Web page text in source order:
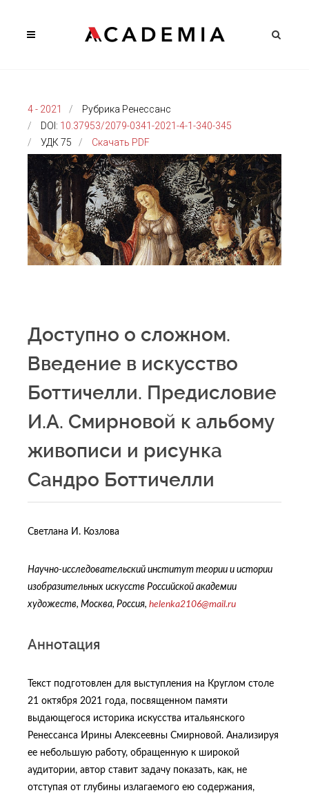
4 - 2021
Рубрика Ренессанс
DOI: 10.37953/2079-0341-2021-4-1-340-345
УДК 75
Скачать PDF
Доступно о сложном.
Введение в искусство
Боттичелли. Предисловие
И.А. Смирновой к альбому
живописи и рисунка
Сандро Боттичелли
Светлана И. Козлова
Научно-исследовательский институт теории и истории
изобразительных искусств Российской академии
художеств, Москва, Россия, helenka2106@mail.ru
Аннотация
Текст подготовлен для выступления на Круглом столе
21 октября 2021 года, посвященном памяти
выдающегося историка искусства итальянского
Ренессанса Ирины Алексеевны Смирновой. Анализируя
ее небольшую работу, обращенную к широкой
аудитории, автор ставит задачу показать, как, не
отступая от глубины излагаемого ею содержания,